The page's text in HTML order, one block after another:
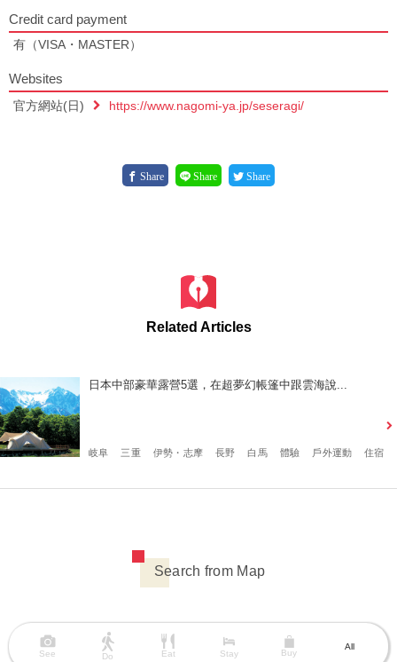
Credit card payment
有（VISA・MASTER）
Websites
官方網站(日) https://www.nagomi-ya.jp/seseragi/
Share Share Share
Related Articles
日本中部豪華露營5選，在超夢幻帳篷中跟雲海說...
岐阜 三重 伊勢・志摩 長野 白馬 體驗 戶外運動 住宿
Search from Map
See Do Eat Stay Buy
All